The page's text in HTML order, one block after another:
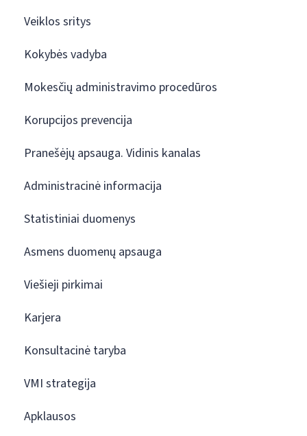
Veiklos sritys
Kokybės vadyba
Mokesčių administravimo procedūros
Korupcijos prevencija
Pranešėjų apsauga. Vidinis kanalas
Administracinė informacija
Statistiniai duomenys
Asmens duomenų apsauga
Viešieji pirkimai
Karjera
Konsultacinė taryba
VMI strategija
Apklausos